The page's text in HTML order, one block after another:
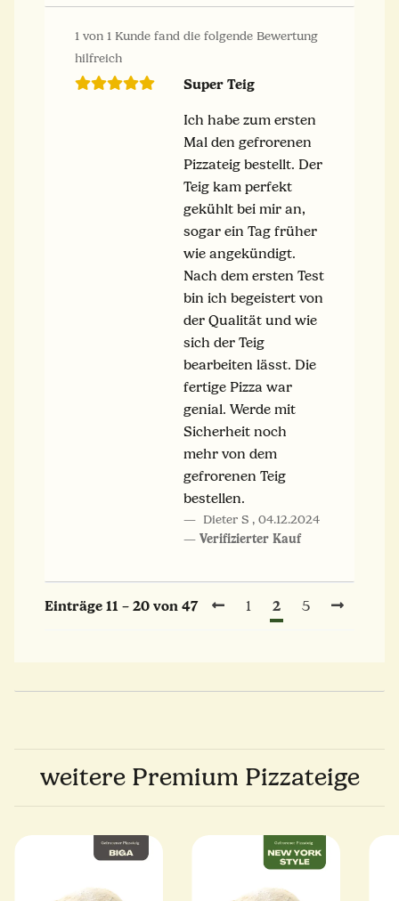
1 von 1 Kunde fand die folgende Bewertung
hilfreich
Super Teig
Ich habe zum ersten
Mal den gefrorenen
Pizzateig bestellt. Der
Teig kam perfekt
gekühlt bei mir an,
sogar ein Tag früher
wie angekündigt.
Nach dem ersten Test
bin ich begeistert von
der Qualität und wie
sich der Teig
bearbeiten lässt. Die
fertige Pizza war
genial. Werde mit
Sicherheit noch
mehr von dem
gefrorenen Teig
bestellen.
Dieter S , 04.12.2024
Verifizierter Kauf
Einträge 11 – 20 von 47 1 2 5
weitere Premium Pizzateige